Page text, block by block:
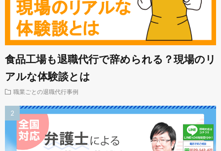
食品工場も退職代行で辞められる？現場のリ
アルな体験談とは
職業ごとの退職代行事例